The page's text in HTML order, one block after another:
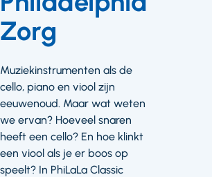
Zorg
Muziekinstrumenten als de
cello, piano en viool zijn
eeuwenoud. Maar wat weten
we ervan? Hoeveel snaren
heeft een cello? En hoe klinkt
een viool als je er boos op
speelt? In PhiLaLa Classic